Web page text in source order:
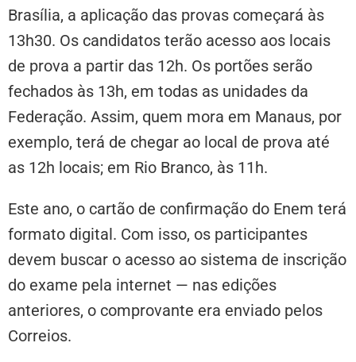
Brasília, a aplicação das provas começará às
13h30. Os candidatos terão acesso aos locais
de prova a partir das 12h. Os portões serão
fechados às 13h, em todas as unidades da
Federação. Assim, quem mora em Manaus, por
exemplo, terá de chegar ao local de prova até
as 12h locais; em Rio Branco, às 11h.
Este ano, o cartão de confirmação do Enem terá
formato digital. Com isso, os participantes
devem buscar o acesso ao sistema de inscrição
do exame pela internet — nas edições
anteriores, o comprovante era enviado pelos
Correios.